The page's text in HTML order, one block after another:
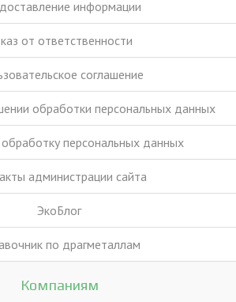
информации
от ответственности
соглашение
обработки персональных данных
обработку персональных данных
администрации сайта
ЭкоБлог
по драгметаллам
Компаниям